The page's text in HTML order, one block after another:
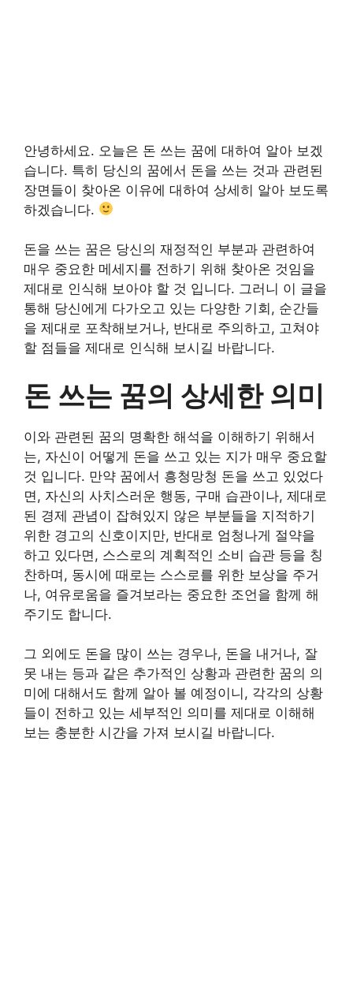
안녕하세요. 오늘은 돈 쓰는 꿈에 대하여 알아 보겠
습니다. 특히 당신의 꿈에서 돈을 쓰는 것과 관련된
장면들이 찾아온 이유에 대하여 상세히 알아 보도록
하겠습니다.
돈을 쓰는 꿈은 당신의 재정적인 부분과 관련하여
매우 중요한 메세지를 전하기 위해 찾아온 것임을
제대로 인식해 보아야 할 것 입니다. 그러니 이 글을
통해 당신에게 다가오고 있는 다양한 기회, 순간들
을 제대로 포착해보거나, 반대로 주의하고, 고쳐야
할 점들을 제대로 인식해 보시길 바랍니다.
돈 쓰는 꿈의 상세한 의미
이와 관련된 꿈의 명확한 해석을 이해하기 위해서
는, 자신이 어떻게 돈을 쓰고 있는 지가 매우 중요할
것 입니다. 만약 꿈에서 흥청망청 돈을 쓰고 있었다
면, 자신의 사치스러운 행동, 구매 습관이나, 제대로
된 경제 관념이 잡혀있지 않은 부분들을 지적하기
위한 경고의 신호이지만, 반대로 엄청나게 절약을
하고 있다면, 스스로의 계획적인 소비 습관 등을 칭
찬하며, 동시에 때로는 스스로를 위한 보상을 주거
나, 여유로움을 즐겨보라는 중요한 조언을 함께 해
주기도 합니다.
그 외에도 돈을 많이 쓰는 경우나, 돈을 내거나, 잘
못 내는 등과 같은 추가적인 상황과 관련한 꿈의 의
미에 대해서도 함께 알아 볼 예정이니, 각각의 상황
들이 전하고 있는 세부적인 의미를 제대로 이해해
보는 충분한 시간을 가져 보시길 바랍니다.